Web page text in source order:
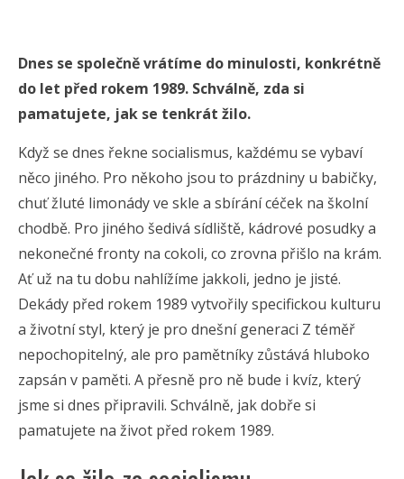
Dnes se společně vrátíme do minulosti, konkrétně
do let před rokem 1989. Schválně, zda si
pamatujete, jak se tenkrát žilo.
Když se dnes řekne socialismus, každému se vybaví
něco jiného. Pro někoho jsou to prázdniny u babičky,
chuť žluté limonády ve skle a sbírání céček na školní
chodbě. Pro jiného šedivá sídliště, kádrové posudky a
nekonečné fronty na cokoli, co zrovna přišlo na krám.
Ať už na tu dobu nahlížíme jakkoli, jedno je jisté.
Dekády před rokem 1989 vytvořily specifickou kulturu
a životní styl, který je pro dnešní generaci Z téměř
nepochopitelný, ale pro pamětníky zůstává hluboko
zapsán v paměti. A přesně pro ně bude i kvíz, který
jsme si dnes připravili. Schválně, jak dobře si
pamatujete na život před rokem 1989.